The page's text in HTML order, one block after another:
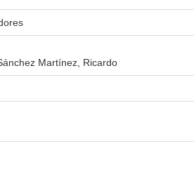
Martínez, Ricardo